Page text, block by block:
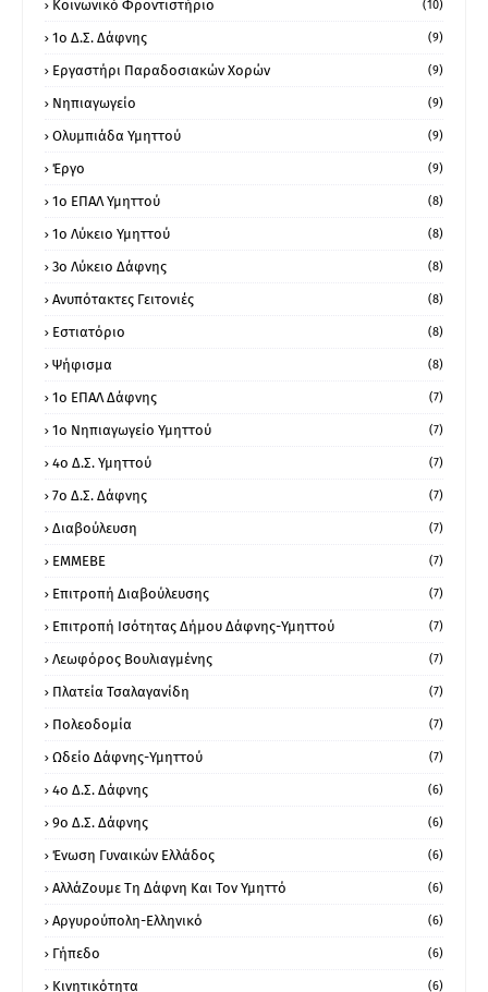
Κοινωνικό Φροντιστήριο (10)
1ο Δ.Σ. Δάφνης (9)
Εργαστήρι Παραδοσιακών Χορών (9)
Νηπιαγωγείο (9)
Ολυμπιάδα Υμηττού (9)
Έργο (9)
1o ΕΠΑΛ Υμηττού (8)
1ο Λύκειο Υμηττού (8)
3ο Λύκειο Δάφνης (8)
Ανυπότακτες Γειτονιές (8)
Εστιατόριο (8)
Ψήφισμα (8)
1ο ΕΠΑΛ Δάφνης (7)
1ο Νηπιαγωγείο Υμηττού (7)
4ο Δ.Σ. Υμηττού (7)
7ο Δ.Σ. Δάφνης (7)
Διαβούλευση (7)
ΕΜΜΕΒΕ (7)
Επιτροπή Διαβούλευσης (7)
Επιτροπή Ισότητας Δήμου Δάφνης-Υμηττού (7)
Λεωφόρος Βουλιαγμένης (7)
Πλατεία Τσαλαγανίδη (7)
Πολεοδομία (7)
Ωδείο Δάφνης-Υμηττού (7)
4ο Δ.Σ. Δάφνης (6)
9ο Δ.Σ. Δάφνης (6)
Ένωση Γυναικών Ελλάδος (6)
ΑλλάΖουμε Τη Δάφνη Και Τον Υμηττό (6)
Αργυρούπολη-Ελληνικό (6)
Γήπεδο (6)
Κινητικότητα (6)